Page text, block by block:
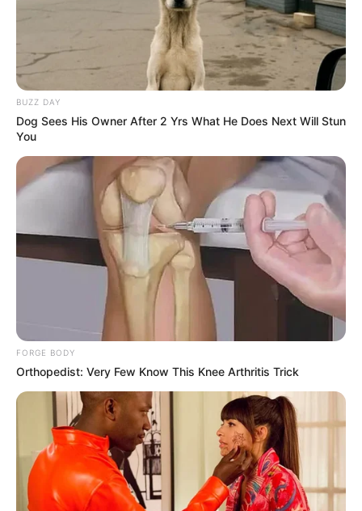
BUZZ DAY
Dog Sees His Owner After 2 Yrs What He Does Next Will Stun
You
FORGE BODY
Orthopedist: Very Few Know This Knee Arthritis Trick